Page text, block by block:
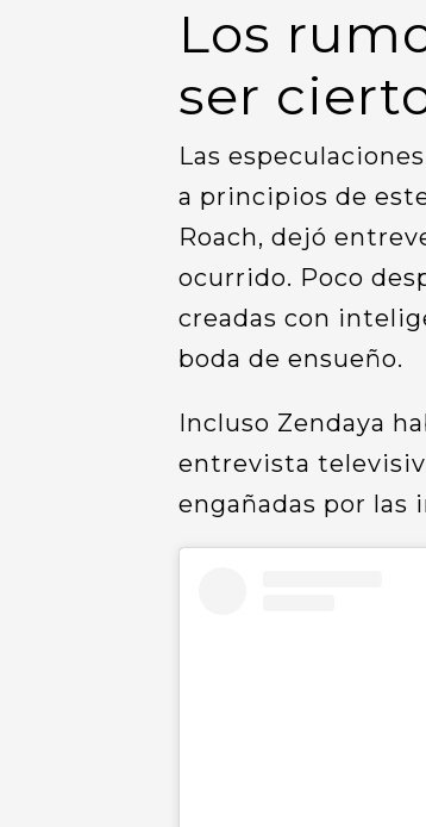
Los
ser
Las
a principios de
Roach, dejó
ocurrido. Poco
creadas con
boda de ensueño.
Incluso Zendaya
entrevista
engañadas por las